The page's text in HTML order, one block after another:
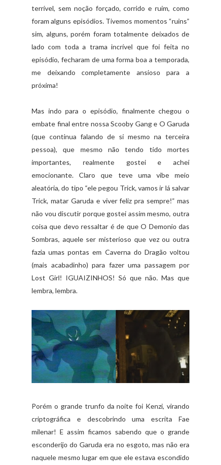
terrível, sem noção forçado, corrido e ruim, como
foram alguns episódios. Tivemos momentos “ruins”
sim, alguns, porém foram totalmente deixados de
lado com toda a trama incrível que foi feita no
episódio, fecharam de uma forma boa a temporada,
me deixando completamente ansioso para a
próxima!
Mas indo para o episódio, finalmente chegou o
embate final entre nossa Scooby Gang e O Garuda
(que continua falando de si mesmo na terceira
pessoa), que mesmo não tendo tido mortes
importantes, realmente gostei e achei
emocionante. Claro que teve uma vibe meio
aleatória, do tipo “ele pegou Trick, vamos ir lá salvar
Trick, matar Garuda e viver feliz pra sempre!” mas
não vou discutir porque gostei assim mesmo, outra
coisa que devo ressaltar é de que O Demonio das
Sombras, aquele ser misterioso que vez ou outra
fazia umas pontas em Caverna do Dragão voltou
(mais acabadinho) para fazer uma passagem por
Lost Girl! IGUAIZINHOS! Só que não. Mas que
lembra, lembra.
Porém o grande trunfo da noite foi Kenzi, virando
criptográfica e descobrindo uma escrita Fae
milenar! E assim ficamos sabendo que o grande
esconderijo do Garuda era no esgoto, mas não era
naquele mesmo lugar em que ele estava escondido